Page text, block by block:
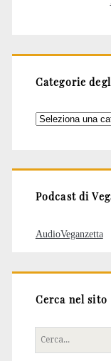
Categorie
Categorie
Podcast di
AudioVeganzetta
Cerca nel sito
Cerca
per: